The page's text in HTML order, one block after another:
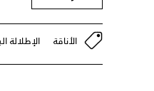
الأناقة الإطلالة